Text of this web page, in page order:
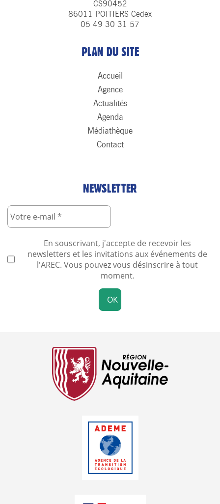
CS90452
86011 POITIERS Cedex
05 49 30 31 57
PLAN DU SITE
Accueil
Agence
Actualités
Agenda
Médiathèque
Contact
NEWSLETTER
En souscrivant, j'accepte de recevoir les
newsletters et les invitations aux événements de
l'AREC. Vous pouvez vous désinscrire à tout
moment.